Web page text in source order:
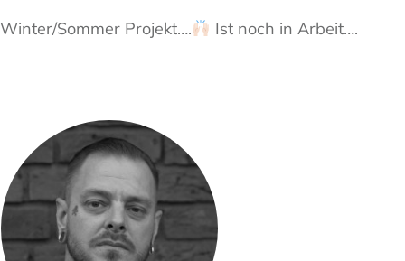
Winter/Sommer Projekt…. Ist noch in Arbeit….